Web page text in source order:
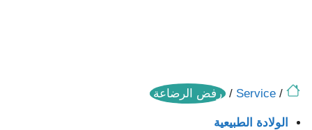
/
Service
/ رفض الرضاعة
الولادة الطبيعية